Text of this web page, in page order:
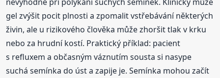
gel zvýšit pocit plnosti a zpomalit vstřebávání některých
živin, ale u rizikového člověka může zhoršit tlak v krku
nebo za hrudní kostí. Praktický příklad: pacient
s refluxem a občasným váznutím sousta si nasype
suchá semínka do úst a zapije je. Semínka mohou začít